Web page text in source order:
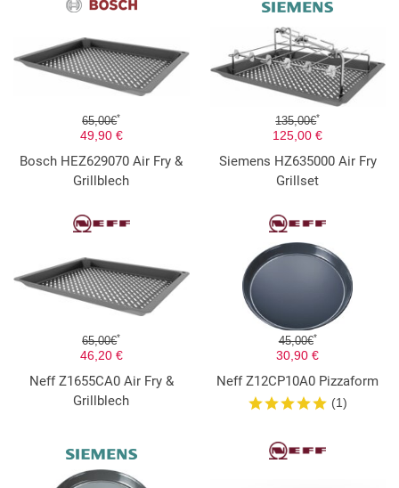
65,00€*
49,90 €
Bosch HEZ629070 Air Fry &
Grillblech
135,00€*
125,00 €
Siemens HZ635000 Air Fry
Grillset
65,00€*
46,20 €
Neff Z1655CA0 Air Fry &
Grillblech
45,00€*
30,90 €
Neff Z12CP10A0 Pizzaform
(1)